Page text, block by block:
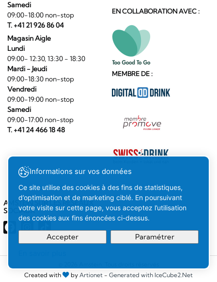
Samedi
09:00-18:00 non-stop
T. +41 21 926 86 04
Magasin Aigle
Lundi
09:00- 12:30, 13:30 - 18:30
Mardi - Jeudi
09:00-18:30 non-stop
Vendredi
09:00-19:00 non-stop
Samedi
09:00-17:00 non-stop
T. +41 24 466 18 48
EN COLLABORATION AVEC :
MEMBRE DE :
AMSTEIN SUR LES RÉSEAUX
SOCIAUX
Created with
by Artionet - Generated with IceCube2.Net
Informations sur vos données
Ce site utilise des cookies à des fins de statistiques,
d’optimisation et de marketing ciblé. En poursuivant
votre visite sur cette page, vous acceptez l’utilisation
des cookies aux fins énoncées ci-dessus.
Accepter Paramétrer